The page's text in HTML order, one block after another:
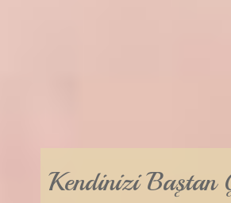
Kendinizi Baştan